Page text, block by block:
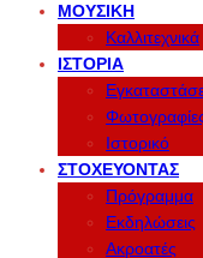
ΜΟΥΣΙΚΉ
Καλλιτεχνικά
ΙΣΤΟΡΊΑ
Ιστορικό
ΣΤΟΧΕΎΟΝΤΑΣ
Πρόγραμμα
Εκδηλώσεις
Ακροατές